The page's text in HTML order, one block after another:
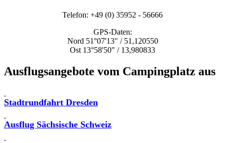
Telefon: +49 (0) 35952 - 56666
GPS-Daten:
Nord 51°07'13" / 51,120550
Ost 13°58'50" / 13,980833
Ausflugsangebote vom Campingplatz aus
Stadtrundfahrt Dresden
Ausflug Sächsische Schweiz